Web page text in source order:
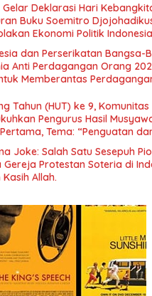
Deklarasi Hari
Buku Soemitro
Ekonomi Politik
“Urgensi Undang-Undang
Sosial dalam Menata
2045”,
dan Perserikatan Bangsa-
Anti Perdagangan Orang
Memberantas
Tahun (HUT) ke 9, Komunitas
Pengurus Hasil
Tema: “Penguatan
KBI yang Berbasis
Joke: Salah Satu Sesepuh
Protestan Soteria di
Allah.